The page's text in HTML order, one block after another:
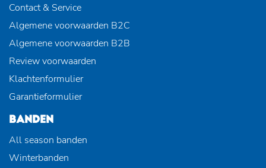
Contact & Service
Algemene voorwaarden B2C
Algemene voorwaarden B2B
Review voorwaarden
Klachtenformulier
Garantieformulier
BANDEN
All season banden
Winterbanden